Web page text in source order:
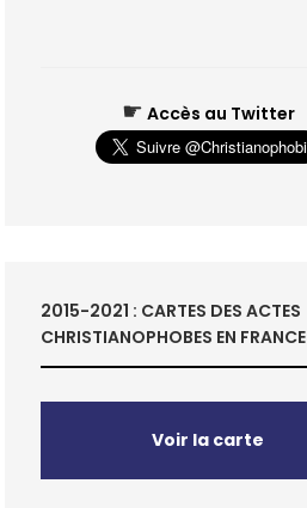
☛ Accès au Twitter
2015-2021 : CARTES DES ACTES
CHRISTIANOPHOBES EN FRANCE
Voir la carte